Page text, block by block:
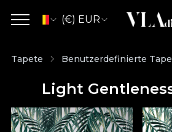
(€) EUR
Tapete Benutzerdefinierte
Light